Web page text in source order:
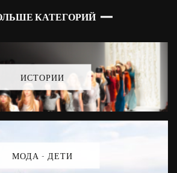
КАТЕГОРИЙ
ИСТОРИИ
МОДА - ДЕТИ